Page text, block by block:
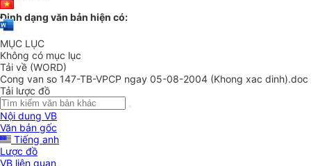
Định dạng văn bản hiện có:
MỤC LỤC
Không có mục lục
Tải về (WORD)
Cong van so 147-TB-VPCP ngay 05-08-2004 (Khong xac dinh).doc
Tải lược đồ
Nội dung VB
Văn bản gốc
Tiếng anh
Lược đồ
VB liên quan